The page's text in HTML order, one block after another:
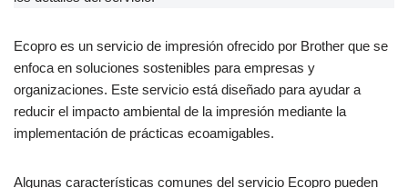
Ecopro es un servicio de impresión ofrecido por Brother que se
enfoca en soluciones sostenibles para empresas y
organizaciones. Este servicio está diseñado para ayudar a
reducir el impacto ambiental de la impresión mediante la
implementación de prácticas ecoamigables.
Algunas características comunes del servicio Ecopro pueden